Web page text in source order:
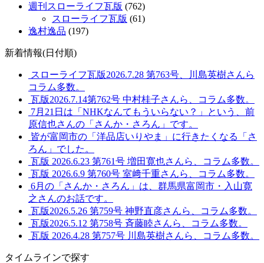
週刊スローライフ瓦版 (762)
スローライフ瓦版 (61)
逸村逸品 (197)
新着情報(日付順)
スローライフ瓦版2026.7.28 第763号、川島英樹さんら
コラム多数。
瓦版2026.7.14第762号 中村桂子さんら、コラム多数。
7月21日は「NHKなんてもういらない？」という、前
原信也さんの「さんか・さろん」です。
皆が富岡市の「洋品店いりやま」に行きたくなる「さ
ろん」でした。
瓦版 2026.6.23 第761号 増田寛也さんら、コラム多数。
瓦版 2026.6.9 第760号 室﨑千重さんら、コラム多数。
6月の「さんか・さろん」は、群馬県富岡市・入山寛
之さんのお話です。
瓦版2026.5.26 第759号 神野直彦さんら、コラム多数。
瓦版2026.5.12 第758号 斉藤睦さんら、コラム多数。
瓦版 2026.4.28 第757号 川島英樹さんら、コラム多数。
タイムラインで探す